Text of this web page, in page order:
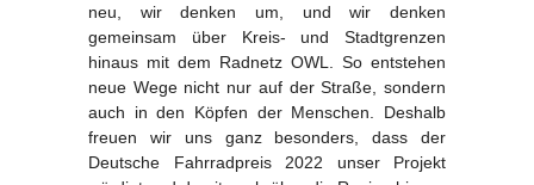
neu, wir denken um, und wir denken
gemeinsam über Kreis- und Stadtgrenzen
hinaus mit dem Radnetz OWL. So entstehen
neue Wege nicht nur auf der Straße, sondern
auch in den Köpfen der Menschen. Deshalb
freuen wir uns ganz besonders, dass der
Deutsche Fahrradpreis 2022 unser Projekt